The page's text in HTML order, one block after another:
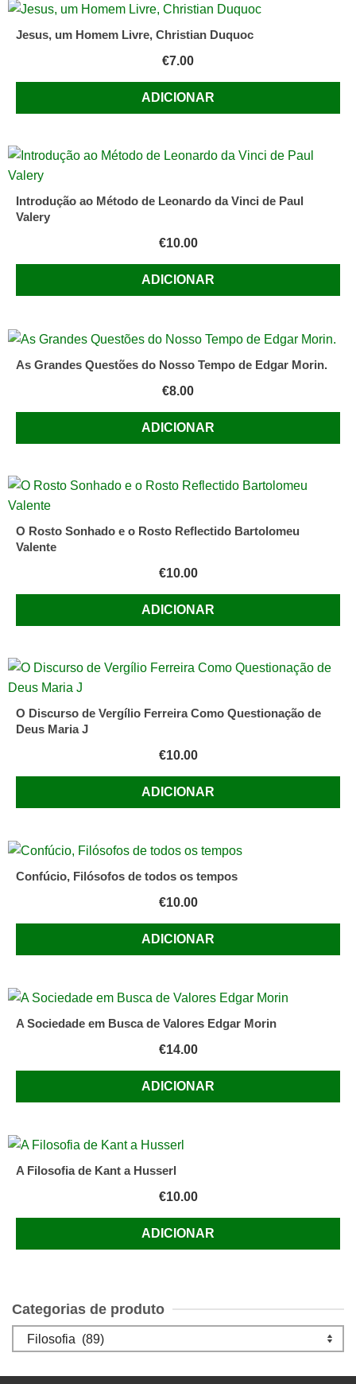
Jesus, um Homem Livre, Christian Duquoc
€7.00
ADICIONAR
Introdução ao Método de Leonardo da Vinci de Paul
Valery
€10.00
ADICIONAR
As Grandes Questões do Nosso Tempo de Edgar Morin.
€8.00
ADICIONAR
O Rosto Sonhado e o Rosto Reflectido Bartolomeu
Valente
€10.00
ADICIONAR
O Discurso de Vergílio Ferreira Como Questionação de
Deus Maria J
€10.00
ADICIONAR
Confúcio, Filósofos de todos os tempos
€10.00
ADICIONAR
A Sociedade em Busca de Valores Edgar Morin
€14.00
ADICIONAR
A Filosofia de Kant a Husserl
€10.00
ADICIONAR
Categorias de produto